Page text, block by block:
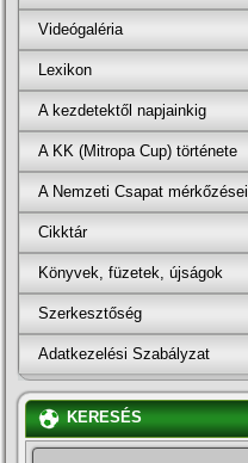
Videógaléria
Lexikon
A kezdetektől napjainkig
A KK (Mitropa Cup) története
A Nemzeti Csapat mérkőzései
Cikktár
Könyvek, füzetek, újságok
Szerkesztőség
Adatkezelési Szabályzat
KERESÉS